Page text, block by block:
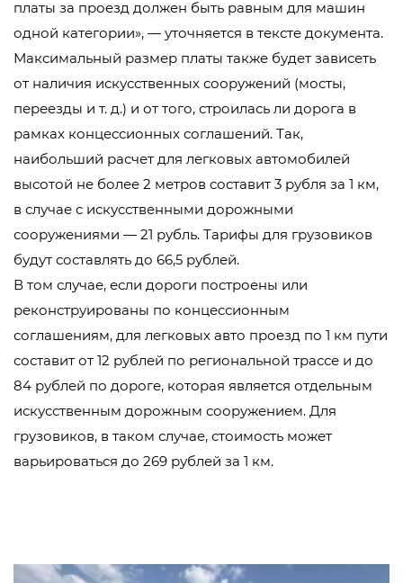
платы за проезд должен быть равным для машин
одной категории», — уточняется в тексте документа.
Максимальный размер платы также будет зависеть
от наличия искусственных сооружений (мосты,
переезды и т. д.) и от того, строилась ли дорога в
рамках концессионных соглашений. Так,
наибольший расчет для легковых автомобилей
высотой не более 2 метров составит 3 рубля за 1 км,
в случае с искусственными дорожными
сооружениями — 21 рубль. Тарифы для грузовиков
будут составлять до 66,5 рублей.
В том случае, если дороги построены или
реконструированы по концессионным
соглашениям, для легковых авто проезд по 1 км пути
составит от 12 рублей по региональной трассе и до
84 рублей по дороге, которая является отдельным
искусственным дорожным сооружением. Для
грузовиков, в таком случае, стоимость может
варьироваться до 269 рублей за 1 км.